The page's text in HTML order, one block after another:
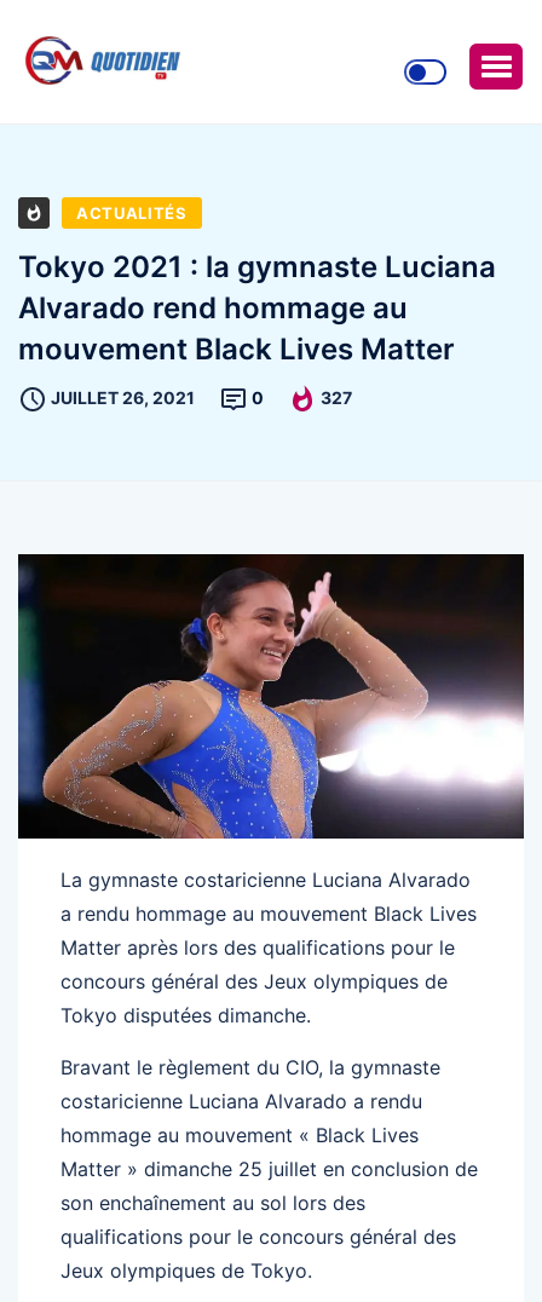
ACTUALITÉS
Tokyo 2021 : la gymnaste Luciana
Alvarado rend hommage au
mouvement Black Lives Matter
JUILLET 26, 2021 0 327
La gymnaste costaricienne Luciana Alvarado
a rendu hommage au mouvement Black Lives
Matter après lors des qualifications pour le
concours général des Jeux olympiques de
Tokyo disputées dimanche.
Bravant le règlement du CIO, la gymnaste
costaricienne Luciana Alvarado a rendu
hommage au mouvement « Black Lives
Matter » dimanche 25 juillet en conclusion de
son enchaînement au sol lors des
qualifications pour le concours général des
Jeux olympiques de Tokyo.